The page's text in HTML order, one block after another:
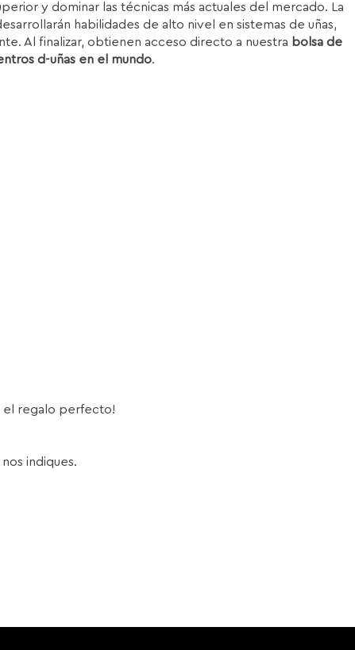
y dominar las técnicas más actuales del mercado. La
habilidades de alto nivel en sistemas de uñas,
Al finalizar, obtienen acceso directo a nuestra bolsa de
d-uñas en el mundo.
el regalo perfecto!
indiques.